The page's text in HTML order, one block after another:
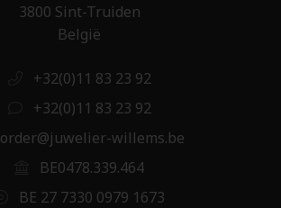
3800 Sint-Truiden
België
+32(0)11 83 23 92
+32(0)11 83 23 92
order@juwelier-willems.be
BE0478.339.464
BE 27 7330 0979 1673